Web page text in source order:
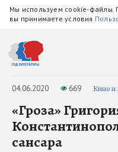
Мы используем cookie-файлы.
вы принимаете условия
04.06.2020 669 Кино и
«Гроза»
сансара